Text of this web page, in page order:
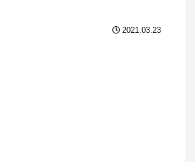
2021.03.23